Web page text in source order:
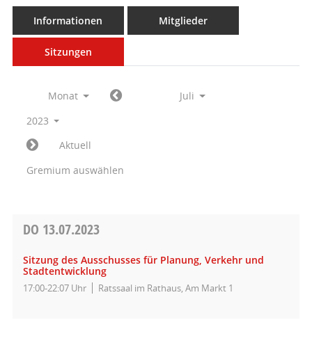
Informationen Mitglieder
Sitzungen
Monat
Juli
2023
Aktuell
Gremium auswählen
DO 13.07.2023
Sitzung des Ausschusses für Planung, Verkehr und
Stadtentwicklung
17:00-22:07 Uhr Ratssaal im Rathaus, Am Markt 1